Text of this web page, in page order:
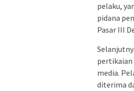
pelaku,
pidana
Pasar III
pertikaian
media.
diterima